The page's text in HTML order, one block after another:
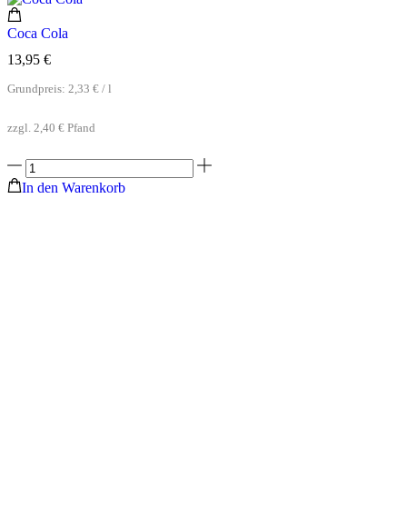
Coca Cola
13,95 €
Grundpreis: 2,33 € / l
zzgl. 2,40 € Pfand
In den Warenkorb